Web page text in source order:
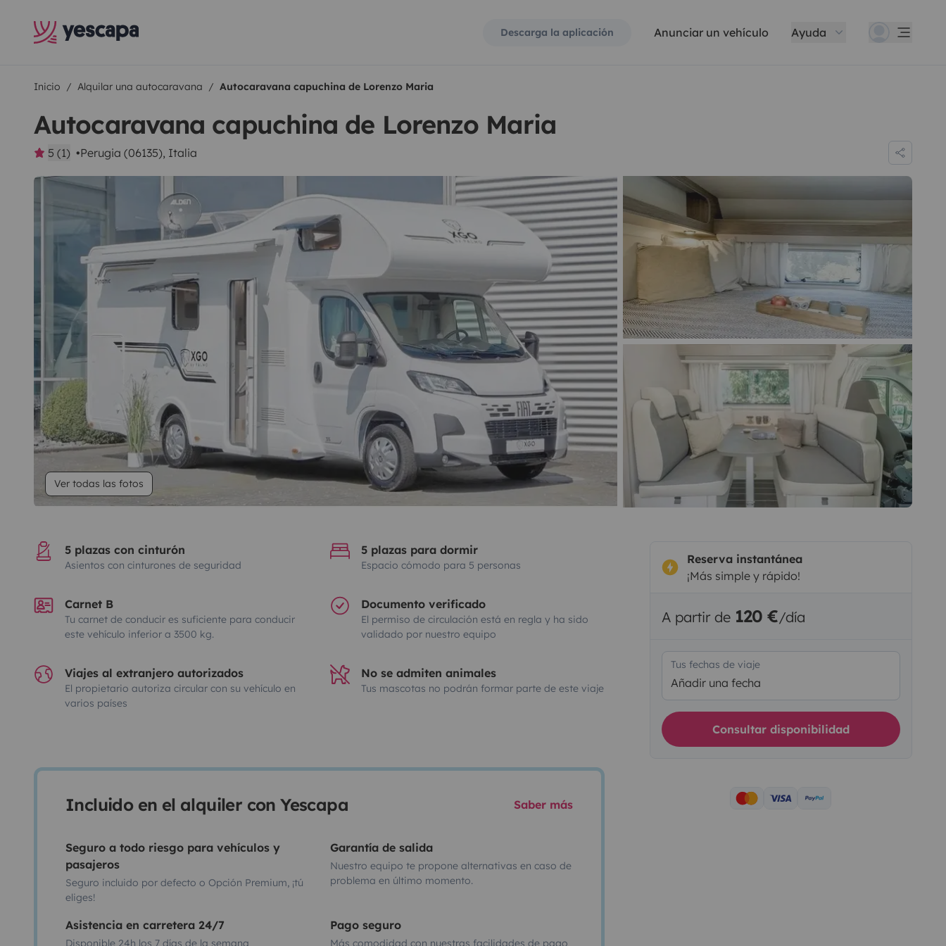
Descarga la aplicación Anunciar un vehículo Ayuda
Inicio Alquilar una autocaravana Autocaravana capuchina de Lorenzo Maria
Autocaravana capuchina de Lorenzo Maria
5 (1) Perugia (06135), Italia
Ver todas las fotos
5 plazas con cinturón
Asientos con cinturones de seguridad
5 plazas para dormir
Espacio cómodo para 5 personas
Carnet B
Tu carnet de conducir es suficiente para conducir
este vehículo inferior a 3500 kg.
Documento verificado
El permiso de circulación está en regla y ha sido
validado por nuestro equipo
Viajes al extranjero autorizados
El propietario autoriza circular con su vehículo en
varios países
No se admiten animales
Tus mascotas no podrán formar parte de este viaje
Incluido en el alquiler con Yescapa Saber más
Seguro a todo riesgo para vehículos y
pasajeros
Seguro incluido por defecto o Opción Premium, ¡tú
eliges!
Garantía de salida
Nuestro equipo te propone alternativas en caso de
problema en último momento.
Asistencia en carretera 24/7
Disponible 24h los 7 días de la semana
Pago seguro
Más comodidad con nuestras facilidades de pago
Reserva instantánea
¡Más simple y rápido!
A partir de 120 €/día
Tus fechas de viaje
Añadir una fecha
Consultar disponibilidad